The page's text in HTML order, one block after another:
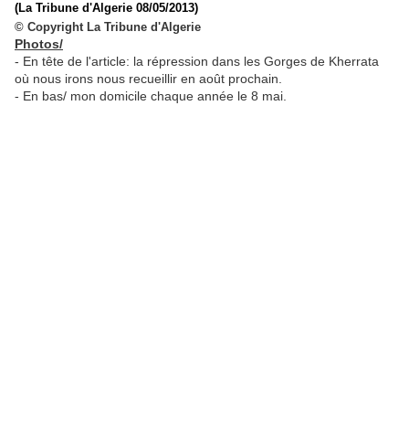
(La Tribune d'Algerie 08/05/2013)
© Copyright La Tribune d'Algerie
Photos/
- En tête de l'article: la répression dans les Gorges de Kherrata
où nous irons nous recueillir en août prochain.
- En bas/ mon domicile chaque année le 8 mai.